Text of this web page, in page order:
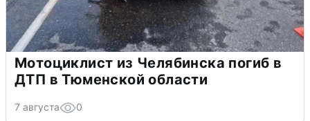
Мотоциклист из Челябинска погиб в
ДТП в Тюменской области
7 августа 0